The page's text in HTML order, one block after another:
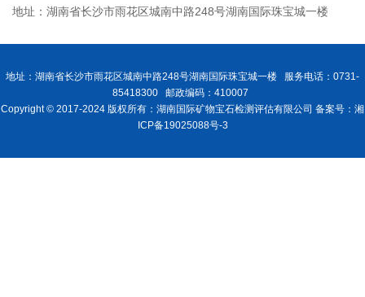
地址：湖南省长沙市雨花区城南中路248号湖南国际珠宝城一楼
地址：湖南省长沙市雨花区城南中路248号湖南国际珠宝城一楼 服务电话：0731-
85418300 邮政编码：410007
Copyright © 2017-2024 版权所有：湖南国际矿物宝石检测评估有限公司 备案号：湘
ICP备19025088号-3